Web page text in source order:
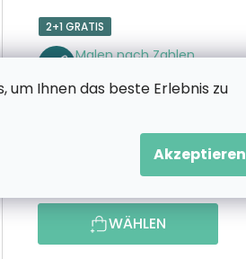
um Ihnen das beste Erlebnis zu
Akzeptieren
2+1 GRATIS
Malen nach Zahlen
20,29 €
WÄHLEN